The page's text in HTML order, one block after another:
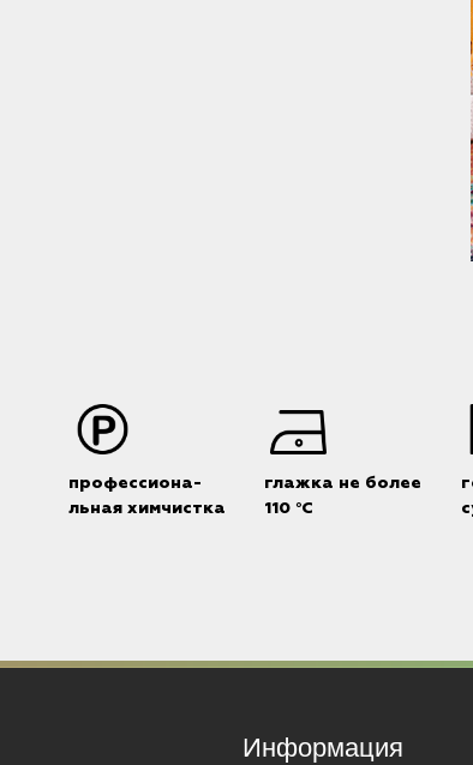
профессиона-
льная химчистка
глажка не более
110 °C
Информация